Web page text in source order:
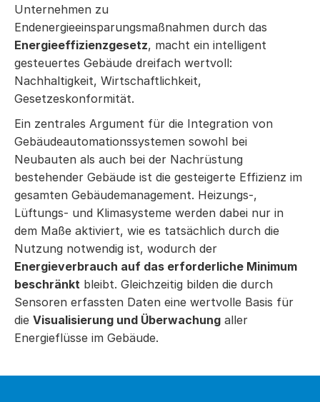
Unternehmen zu
Endenergieeinsparungsmaßnahmen durch das
Energieeffizienzgesetz, macht ein intelligent
gesteuertes Gebäude dreifach wertvoll:
Nachhaltigkeit, Wirtschaftlichkeit,
Gesetzeskonformität.
Ein zentrales Argument für die Integration von
Gebäudeautomationssystemen sowohl bei
Neubauten als auch bei der Nachrüstung
bestehender Gebäude ist die gesteigerte Effizienz im
gesamten Gebäudemanagement. Heizungs-,
Lüftungs- und Klimasysteme werden dabei nur in
dem Maße aktiviert, wie es tatsächlich durch die
Nutzung notwendig ist, wodurch der
Energieverbrauch auf das erforderliche Minimum
beschränkt bleibt. Gleichzeitig bilden die durch
Sensoren erfassten Daten eine wertvolle Basis für
die Visualisierung und Überwachung aller
Energieflüsse im Gebäude.